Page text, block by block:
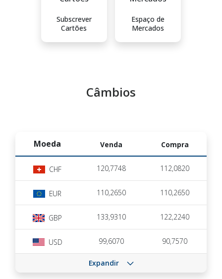
Subscrever
Cartões
Espaço de
Mercados
Câmbios
Moeda Venda Compra
CHF 120,7748 112,0820
EUR 110,2650 110,2650
GBP 133,9310 122,2240
USD 99,6070 90,7570
Expandir